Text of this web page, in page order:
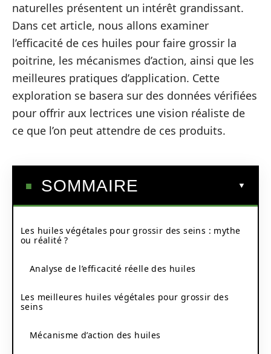
naturelles présentent un intérêt grandissant.
Dans cet article, nous allons examiner
l’efficacité de ces huiles pour faire grossir la
poitrine, les mécanismes d’action, ainsi que les
meilleures pratiques d’application. Cette
exploration se basera sur des données vérifiées
pour offrir aux lectrices une vision réaliste de
ce que l’on peut attendre de ces produits.
SOMMAIRE
Les huiles végétales pour grossir des seins : mythe
ou réalité ?
Analyse de l’efficacité réelle des huiles
Les meilleures huiles végétales pour grossir des
seins
Mécanisme d’action des huiles